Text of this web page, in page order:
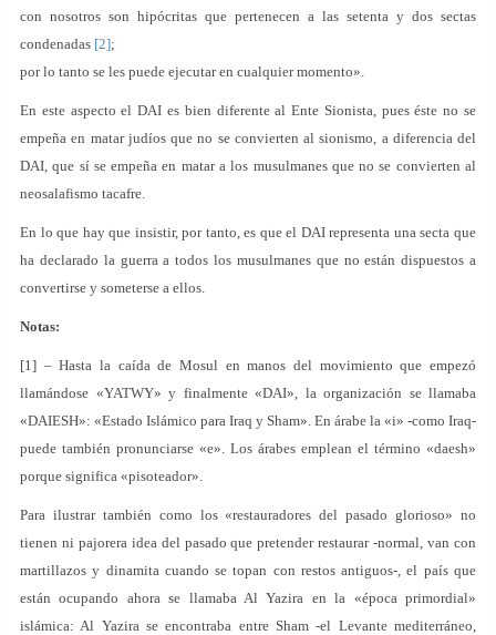
con nosotros son hipócritas que pertenecen a las setenta y dos sectas
condenadas [2];
por lo tanto se les puede ejecutar en cualquier momento».
En este aspecto el DAI es bien diferente al Ente Sionista, pues éste no se
empeña en matar judíos que no se convierten al sionismo, a diferencia del
DAI, que sí se empeña en matar a los musulmanes que no se convierten al
neosalafismo tacafre.
En lo que hay que insistir, por tanto, es que el DAI representa una secta que
ha declarado la guerra a todos los musulmanes que no están dispuestos a
convertirse y someterse a ellos.
Notas:
[1] – Hasta la caída de Mosul en manos del movimiento que empezó
llamándose «YATWY» y finalmente «DAI», la organización se llamaba
«DAIESH»: «Estado Islámico para Iraq y Sham». En árabe la «i» -como Iraq-
puede también pronunciarse «e». Los árabes emplean el término «daesh»
porque significa «pisoteador».
Para ilustrar también como los «restauradores del pasado glorioso» no
tienen ni pajorera idea del pasado que pretender restaurar -normal, van con
martillazos y dinamita cuando se topan con restos antiguos-, el país que
están ocupando ahora se llamaba Al Yazira en la «época primordial»
islámica: Al Yazira se encontraba entre Sham -el Levante mediterráneo,